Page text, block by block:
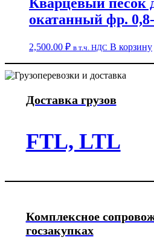
Кварцевый песок
окатанный фр.
2,500.00 ₽ в т.ч. НДС В корзину
Доставка грузов
FTL, LTL
Комплексное
госзакупках